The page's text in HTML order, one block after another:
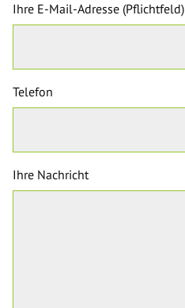
Ihre E-Mail-Adresse (Pflichtfeld)
Telefon
Ihre Nachricht